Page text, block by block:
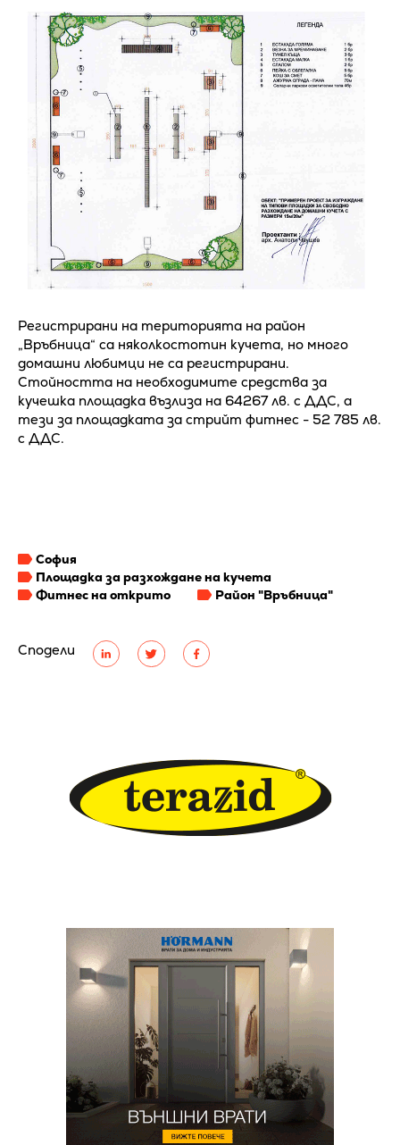
Сподели
Регистрирани на територията на район
„Връбница“ са няколкостотин кучета, но много
домашни любимци не са регистрирани.
Стойността на необходимите средства за
кучешка площадка възлиза на 64267 лв. с ДДС, а
тези за площадката за стрийт фитнес - 52 785 лв.
с ДДС.
София
Площадка за разхождане на кучета
Фитнес на открито
Район "Връбница"